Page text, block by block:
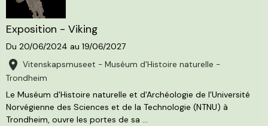
Exposition - Viking
Du 20/06/2024 au 19/06/2027
Vitenskapsmuseet - Muséum d'Histoire naturelle -
Trondheim
Le Muséum d'Histoire naturelle et d'Archéologie de l'Université
Norvégienne des Sciences et de la Technologie (NTNU) à
Trondheim, ouvre les portes de sa ...